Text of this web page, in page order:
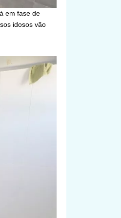
em fase de
idosos vão